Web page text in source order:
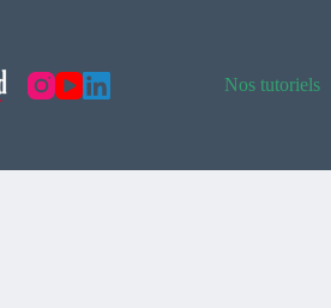
Nos tutoriels